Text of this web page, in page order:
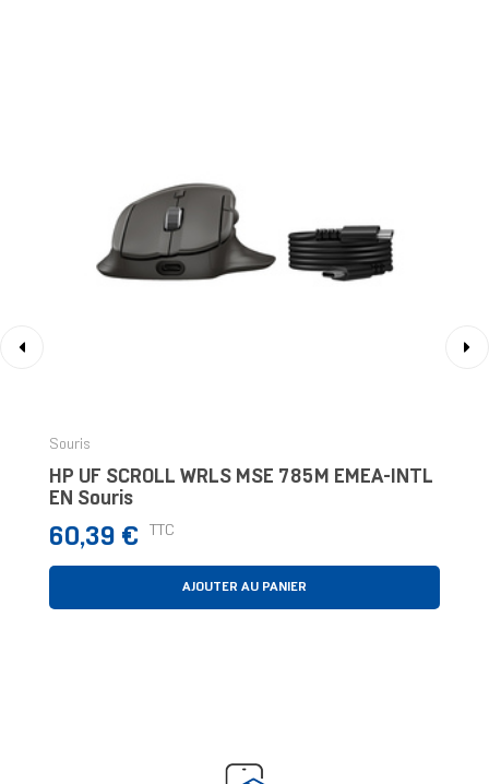
Souris
HP UF SCROLL WRLS MSE 785M EMEA-INTL
EN Souris
Prix
60,39 € TTC
AJOUTER AU PANIER